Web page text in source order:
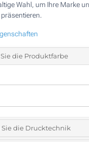
Wahl, um Ihre Marke
die Produktfarbe
Sie die Drucktechnik